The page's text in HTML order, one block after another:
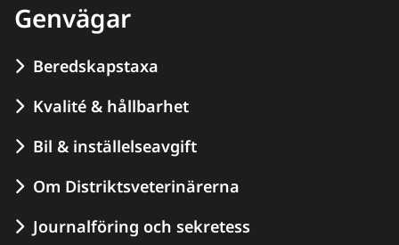
Genvägar
Beredskapstaxa
Kvalité & hållbarhet
Bil & inställelseavgift
Om Distriktsveterinärerna
Journalföring och sekretess